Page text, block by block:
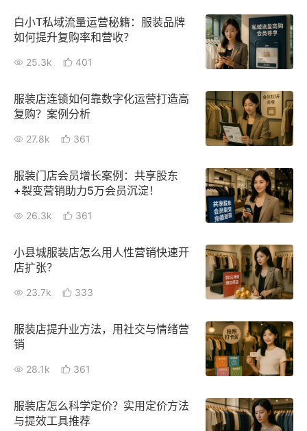
品牌消费观 行业报告
私域课程
增长俱乐部 有赞商盟
商家社区
合作共进
白小T私域流量运营秘籍：服装品牌
如何提升复购率和营收？
25.3k 401
服装店连锁如何靠数字化运营打造高
复购？案例分析
27.8k 361
服装门店会员增长案例：共享股东
+裂变营销助力5万会员沉淀！
26.3k 361
小县城服装店怎么用人性营销快速开
店扩张？
23.7k 333
服装店提升业方法，用社交与情绪营
销
28.1k 361
服装店怎么科学定价？实用定价方法
与提效工具推荐